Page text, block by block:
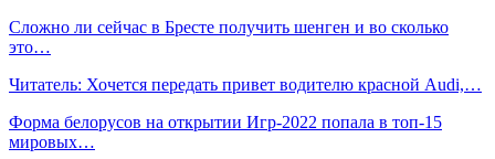
Сложно ли сейчас в Бресте получить шенген и во сколько
это…
Читатель: Хочется передать привет водителю красной Audi,…
Форма белорусов на открытии Игр-2022 попала в топ-15
мировых…